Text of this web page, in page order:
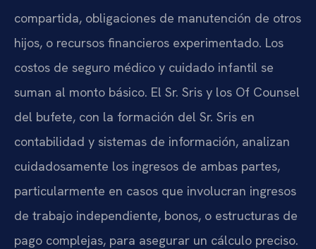
compartida, obligaciones de manutención de otros
hijos, o recursos financieros experimentado. Los
costos de seguro médico y cuidado infantil se
suman al monto básico. El Sr. Sris y los Of Counsel
del bufete, con la formación del Sr. Sris en
contabilidad y sistemas de información, analizan
cuidadosamente los ingresos de ambas partes,
particularmente en casos que involucran ingresos
de trabajo independiente, bonos, o estructuras de
pago complejas, para asegurar un cálculo preciso.